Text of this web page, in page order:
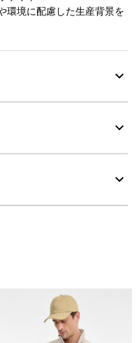
や環境に配慮した生産背景を
クルポリエステル100%、